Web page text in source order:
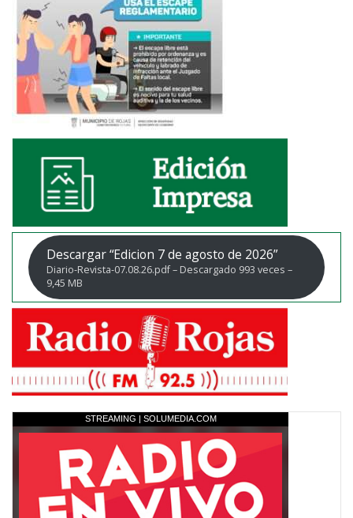
Descargar “Edicion 7 de agosto de 2026”
Diario-Revista-07.08.26.pdf – Descargado 993 veces –
9,45 MB